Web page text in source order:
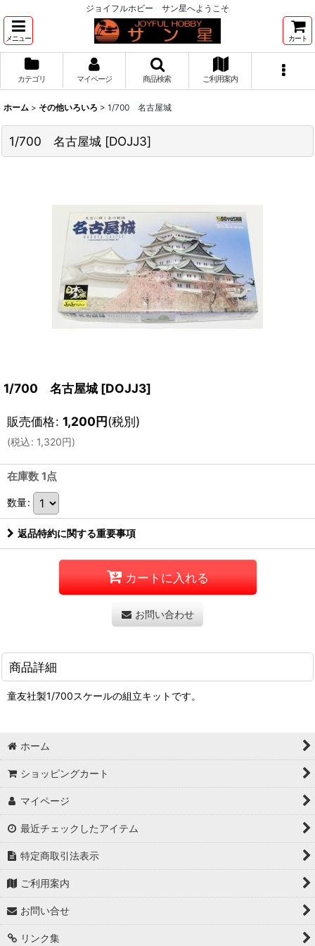
ジョイフルホビー サン星へようこそ
メニュー カート
カテゴリ マイページ 商品検索 ご利用案内
ホーム > その他いろいろ > 1/700 名古屋城
1/700 名古屋城 [DOJJ3]
1/700 名古屋城 [DOJJ3]
販売価格: 1,200円(税別)
(税込: 1,320円)
在庫数 1点
数量:
返品特約に関する重要事項
カートに入れる
お問い合わせ
商品詳細
童友社製1/700スケールの組立キットです。
ホーム
ショッピングカート
マイページ
最近チェックしたアイテム
特定商取引法表示
ご利用案内
お問い合せ
リンク集